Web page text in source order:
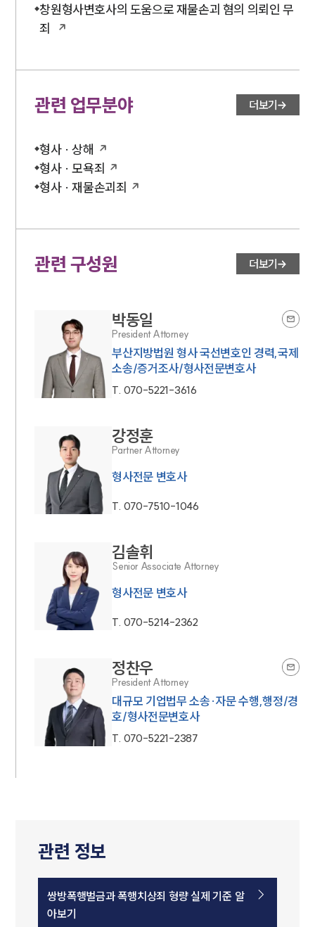
창원형사변호사의 도움으로 재물손괴 혐의 의뢰인 무
죄
관련 업무분야 더보기
형사 · 상해
형사 · 모욕죄
형사 · 재물손괴죄
관련 구성원 더보기
박동일
President Attorney
부산지방법원 형사 국선변호인 경력,국제
소송/증거조사/형사전문변호사
T. 070-5221-3616
강정훈
Partner Attorney
형사전문 변호사
T. 070-7510-1046
김솔휘
Senior Associate Attorney
형사전문 변호사
T. 070-5214-2362
정찬우
President Attorney
대규모 기업법무 소송·자문 수행,행정/경
호/형사전문변호사
T. 070-5221-2387
관련 정보
쌍방폭행벌금과 폭행치상죄 형량 실제 기준 알
아보기